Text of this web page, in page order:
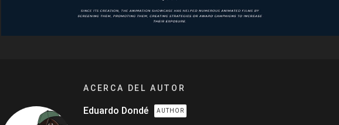
ACERCA DEL AUTOR
Eduardo Dondé AUTHOR